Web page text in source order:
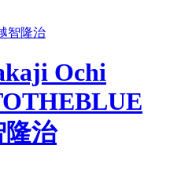
Ochi
隆治